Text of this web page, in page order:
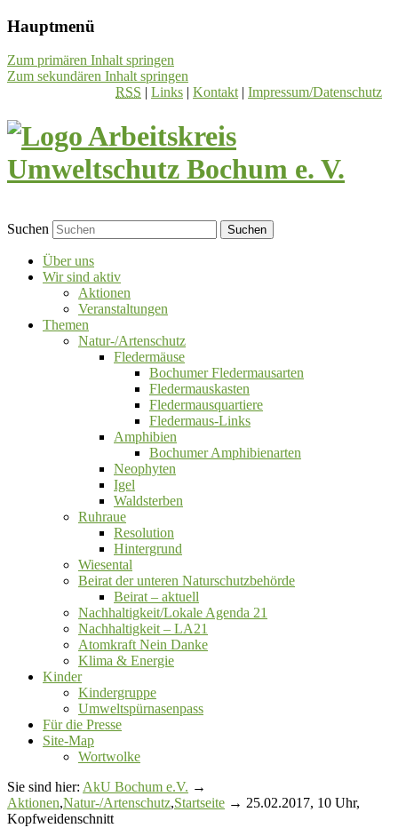
Hauptmenü
Zum primären Inhalt springen
Zum sekundären Inhalt springen
RSS | Links | Kontakt| Impressum/Datenschutz
Suchen
Über uns
Wir sind aktiv
Aktionen
Veranstaltungen
Themen
Natur-/Artenschutz
Fledermäuse
Bochumer Fledermausarten
Fledermauskasten
Fledermausquartiere
Fledermaus-Links
Amphibien
Bochumer Amphibienarten
Neophyten
Igel
Waldsterben
Ruhraue
Resolution
Hintergrund
Wiesental
Beirat der unteren Naturschutzbehörde
Beirat ‒ aktuell
Nachhaltigkeit/Lokale Agenda 21
Nachhaltigkeit – LA21
Atomkraft Nein Danke
Klima & Energie
Kinder
Kindergruppe
Umweltspürnasenpass
Für die Presse
Site-Map
Wortwolke
Sie sind hier: AkU Bochum e.V. →
Aktionen,Natur-/Artenschutz,Startseite → 25.02.2017, 10 Uhr,
Kopfweidenschnitt